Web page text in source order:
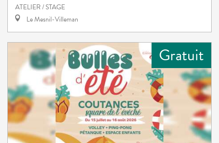
ATELIER / STAGE
Le Mesnil-Villeman
Gratuit